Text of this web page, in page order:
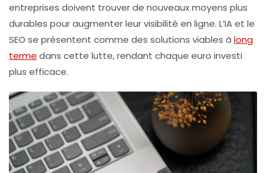
entreprises doivent trouver de nouveaux moyens plus
durables pour augmenter leur visibilité en ligne. L’IA et le
SEO se présentent comme des solutions viables à long
terme dans cette lutte, rendant chaque euro investi
plus efficace.